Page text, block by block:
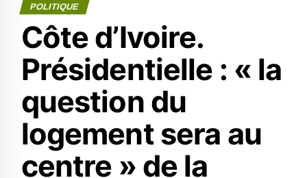
POLITIQUE
Côte d’Ivoire.
Présidentielle : « la
question du
logement sera au
centre » de la